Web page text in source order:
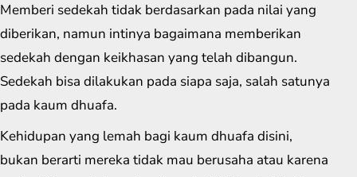
Memberi sedekah tidak berdasarkan pada nilai yang
diberikan, namun intinya bagaimana memberikan
sedekah dengan keikhasan yang telah dibangun.
Sedekah bisa dilakukan pada siapa saja, salah satunya
pada kaum dhuafa.
Kehidupan yang lemah bagi kaum dhuafa disini,
bukan berarti mereka tidak mau berusaha atau karena